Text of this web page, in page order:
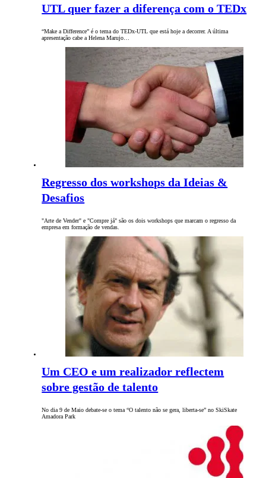
UTL quer fazer a diferença com o TEDx
“Make a Difference” é o tema do TEDx-UTL que está hoje a decorrer. A última
apresentação cabe a Helena Marujo…
Regresso dos workshops da Ideias &
Desafios
"Arte de Vender" e "Compre já" são os dois workshops que marcam o regresso da
empresa em formação de vendas.
Um CEO e um realizador reflectem
sobre gestão de talento
No dia 9 de Maio debate-se o tema “O talento não se gera, liberta-se” no SkiSkate
Amadora Park